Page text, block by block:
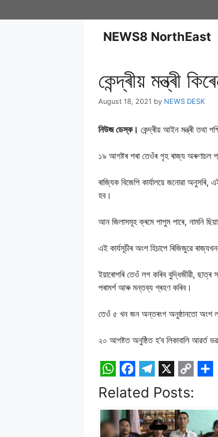
NEWS8 NorthEast
কেন্দ্ৰীয় মন্ত্ৰী
August 18, 2021 by NEWS DESK
নিউজ ডেস্ক। কেন্দ্ৰীয় আইন মন্ত্ৰী তথা
১৯ আগষ্টৰ পৰা তেওঁৰ গৃহ ৰাজ্য অৰুণাচল
ৰাজ্যিক বিজেপি কাৰ্যালয়ে জনোৱা
হব।
আন জিলাসমূহ ক্ৰমে পাপুম পাৰে, নামনি
এই কাৰ্যসূচীৰ অংশ হিচাপে ৰিজিজুৱে
ইয়াৰোপৰি তেওঁ লগ কৰিব বুদ্ধিজীৱী,
পৰামৰ্শ আৰু মন্তব্য গ্ৰহণ কৰিব।
তেওঁ ৫ খন জন অন্তৰংগ অনুষ্ঠানতো অংশ
২০ আগষ্টত অনুষ্ঠিত হ’ব লিকাবালি আৱৰ্ত
W
h
a
t
F
a
c
e
T
e
l
e
X
C
o
p
y
a
r
Related Posts: